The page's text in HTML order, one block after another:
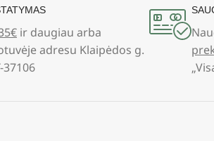
ir daugiau arba
adresu Klaipėdos g.
37106